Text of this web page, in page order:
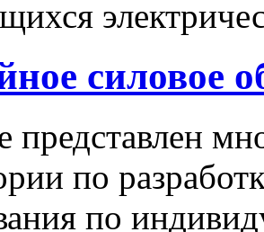
силовое
представлен
по
по